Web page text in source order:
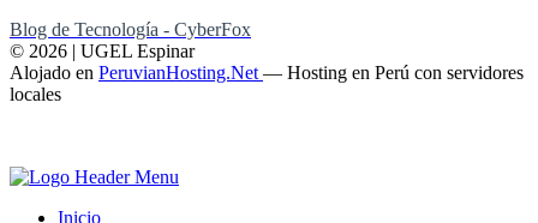
Blog de Tecnología - CyberFox
© 2026 | UGEL Espinar
Alojado en PeruvianHosting.Net — Hosting en Perú con servidores
locales
Inicio